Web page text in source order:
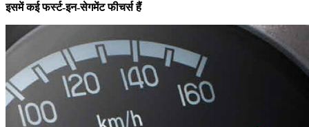
इसमें कई फर्स्ट-इन-सेगमेंट फीचर्स हैं